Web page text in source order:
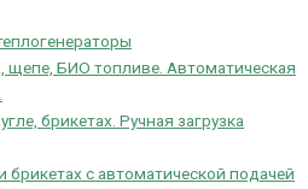
щепе, БИО топливе. Автоматическая
брикетах. Ручная загрузка
брикетах с автоматической подачей